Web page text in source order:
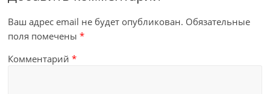
Ваш адрес email не будет опубликован. Обязательные
поля помечены*
Комментарий*